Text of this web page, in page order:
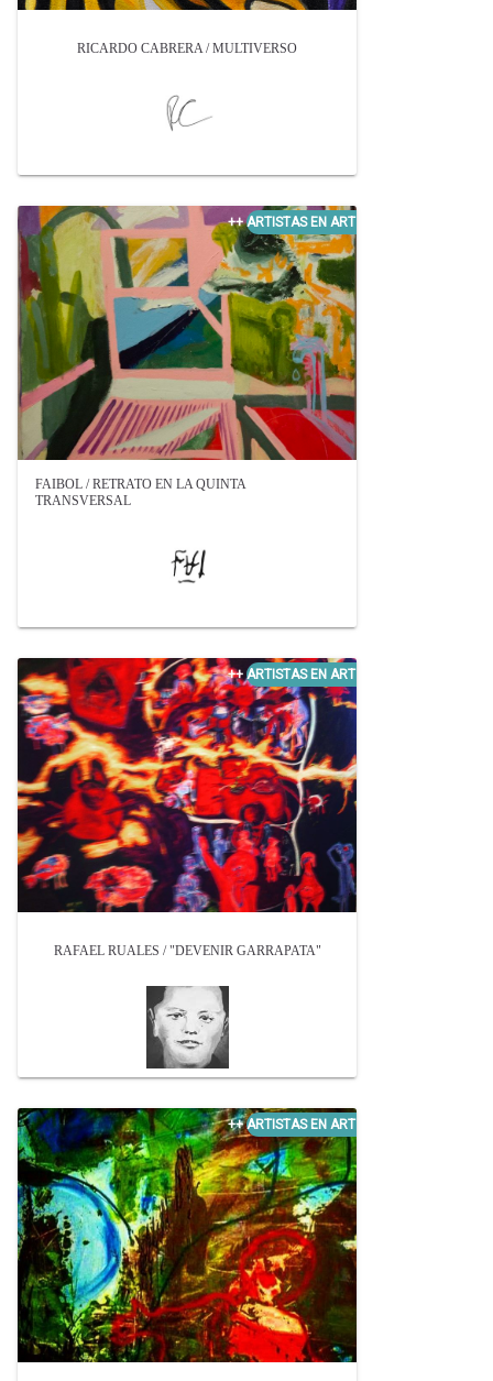
RICARDO CABRERA / MULTIVERSO
FAIBOL / RETRATO EN LA QUINTA
TRANSVERSAL
RAFAEL RUALES / "DEVENIR GARRAPATA"